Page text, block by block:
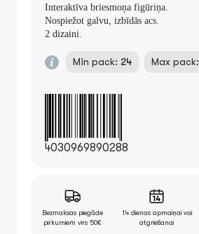
Interaktīva briesmoņa figūriņa.
Nospiežot galvu, izbīdās acs.
2 dizaini.
Min pack: 24 Max pack:
4030969890288
Bezmaksas piegāde
pirkumiem virs 50€
14 dienas apmaiņai vai
atgriešanai